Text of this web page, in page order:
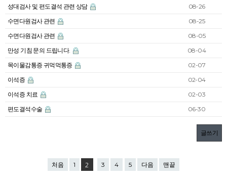
성대검사 및 편도결석 관련 상담
08-26
수면다원검사 관련
08-25
수면다원검사 관련
08-05
만성 기침 문의 드립니다.
08-04
목이물감통증 귀먹먹통증
02-07
이석증
02-04
이석증 치료
02-03
편도결석수술
06-30
글쓰기
처음 1 2 3 4 5 다음 맨끝